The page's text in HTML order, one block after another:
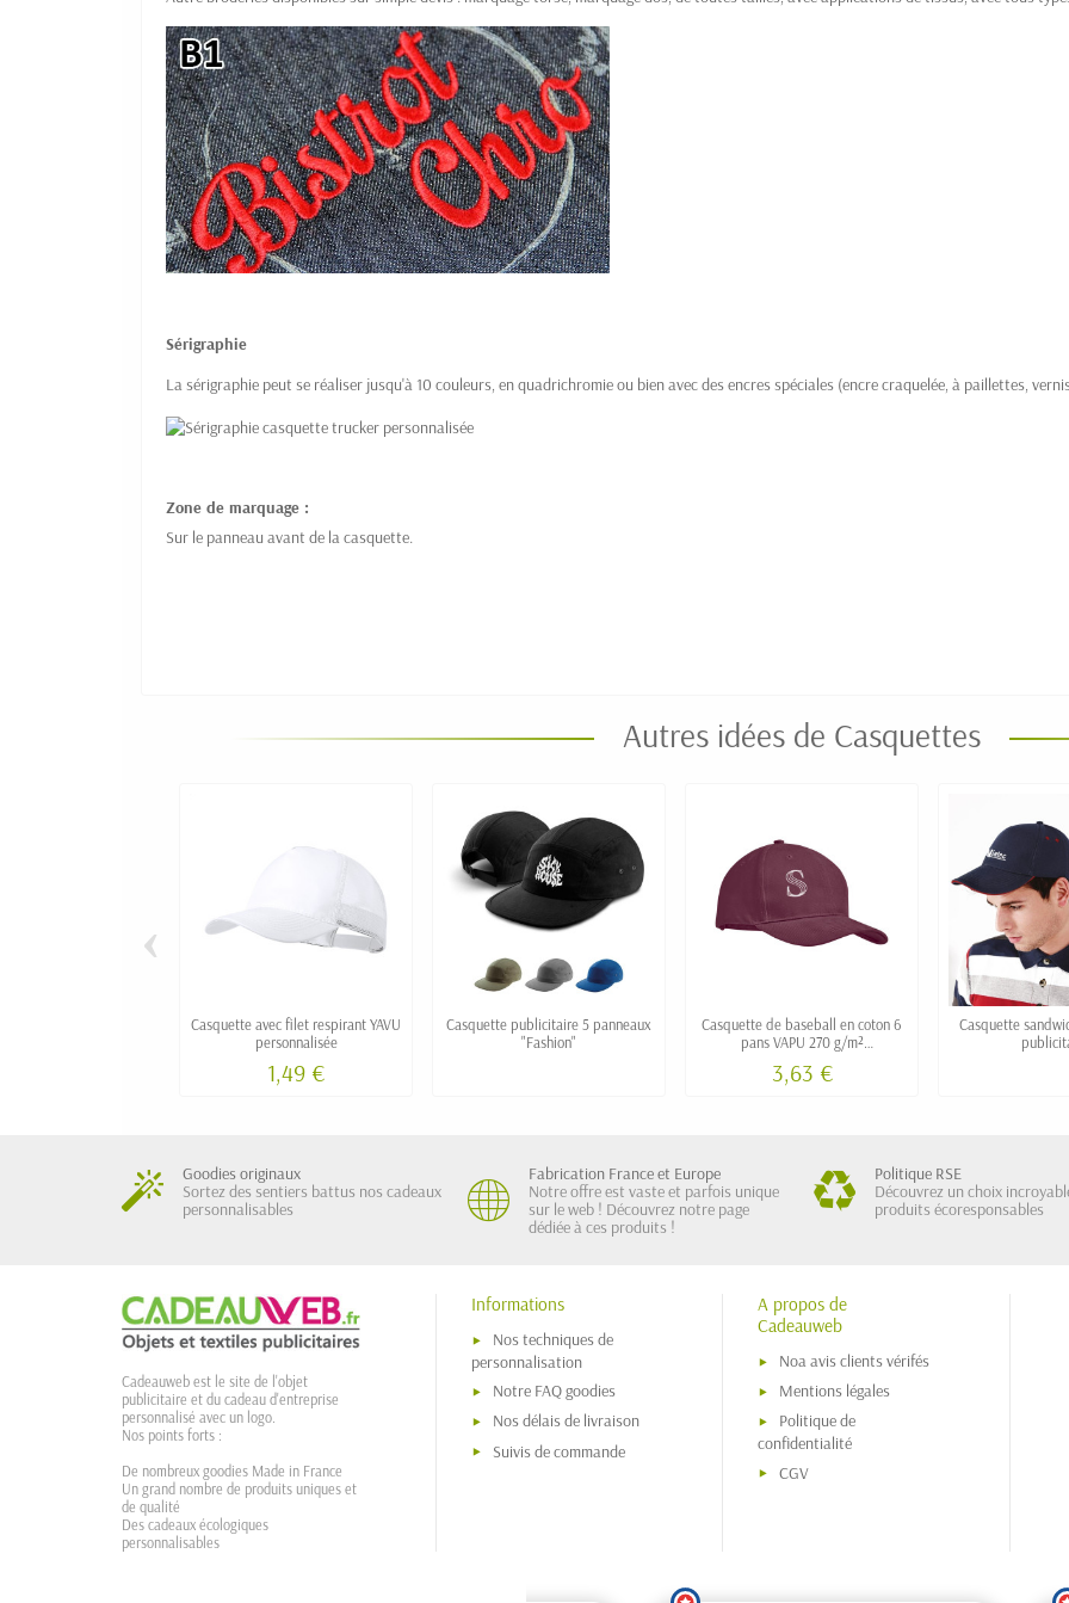
Sérigraphie
La sérigraphie peut se réaliser jusqu'à 10 couleurs, en quadrichromie ou bien avec des encres spéciales (encre craquelée, à paillettes,
Zone de marquage :
Sur le panneau avant de la casquette.
Autres idées de Casquettes
Casquette avec filet respirant YAVU
personnalisée
1,49 €
Casquette publicitaire 5 panneaux
"Fashion"
Casquette de baseball en coton 6
pans VAPU 270 g/m²
3,63 €
Casquette
‹
Goodies originaux
Sortez des sentiers battus nos cadeaux
personnalisables
Fabrication France et Europe
Notre offre est vaste et parfois unique
sur le web ! Découvrez notre page
dédiée à ces produits !
Politique RSE
Découvrez un choix
produits écoresponsables
Cadeauweb est le site de l'objet
publicitaire et du cadeau d'entreprise
personnalisé avec un logo.
Nos points forts :
De nombreux goodies Made in France
Un grand nombre de produits uniques et
de qualité
Des cadeaux écologiques
personnalisables
Informations
Nos techniques de
personnalisation
Notre FAQ goodies
Nos délais de livraison
Suivis de commande
A propos de
Cadeauweb
Noa avis clients vérifés
Mentions légales
Politique de
confidentialité
CGV